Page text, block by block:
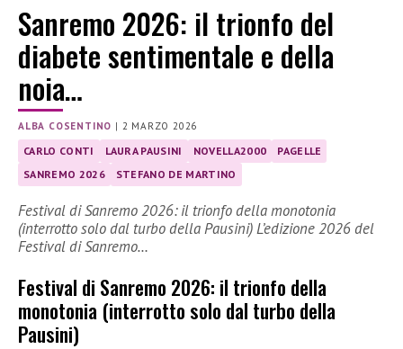
Sanremo 2026: il trionfo del
diabete sentimentale e della
noia…
ALBA COSENTINO | 2 MARZO 2026
CARLO CONTI LAURA PAUSINI NOVELLA2000
PAGELLE
SANREMO 2026
STEFANO DE MARTINO
Festival di Sanremo 2026: il trionfo della monotonia
(interrotto solo dal turbo della Pausini) L’edizione 2026 del
Festival di Sanremo…
Festival di Sanremo 2026: il trionfo della
monotonia (interrotto solo dal turbo della
Pausini)